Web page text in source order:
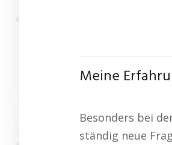
Meine
Besonders bei
ständig neue